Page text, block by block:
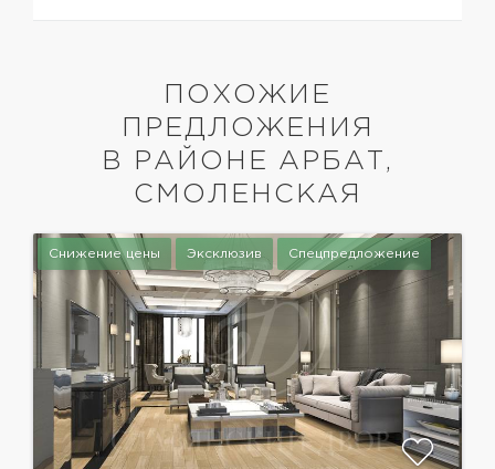
ПОХОЖИЕ
ПРЕДЛОЖЕНИЯ
В РАЙОНЕ АРБАТ,
СМОЛЕНСКАЯ
Снижение цены Эксклюзив Спецпредложение